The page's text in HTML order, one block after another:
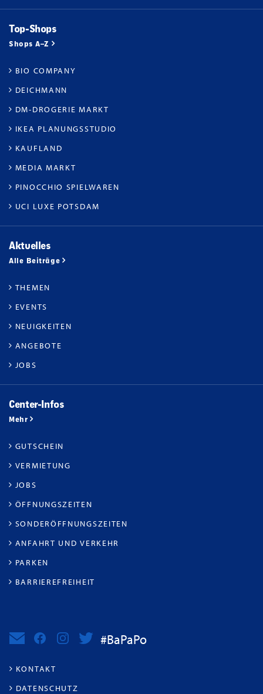
Top-Shops
Shops A–Z
BIO COMPANY
DEICHMANN
DM-DROGERIE MARKT
IKEA PLANUNGSSTUDIO
KAUFLAND
MEDIA MARKT
PINOCCHIO SPIELWAREN
UCI LUXE POTSDAM
Aktuelles
Alle Beiträge
THEMEN
EVENTS
NEUIGKEITEN
ANGEBOTE
JOBS
Center-Infos
Mehr
GUTSCHEIN
VERMIETUNG
JOBS
ÖFFNUNGSZEITEN
SONDERÖFFNUNGSZEITEN
ANFAHRT UND VERKEHR
PARKEN
BARRIEREFREIHEIT
#BaPaPo
KONTAKT
DATENSCHUTZ